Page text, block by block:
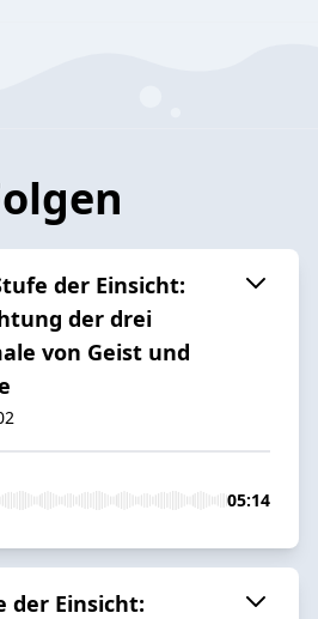
der Einsicht:
der drei
von Geist und
05:14
der Einsicht: